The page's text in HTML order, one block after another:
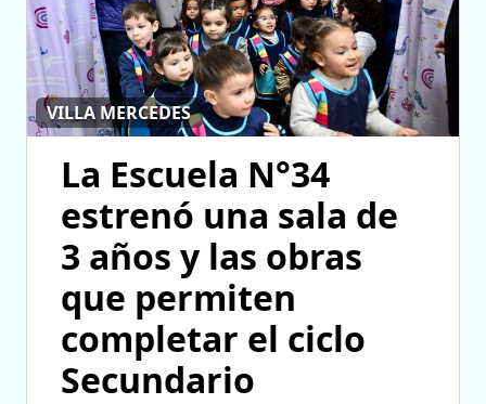
VILLA MERCEDES
La Escuela N°34
estrenó una sala de
3 años y las obras
que permiten
completar el ciclo
Secundario